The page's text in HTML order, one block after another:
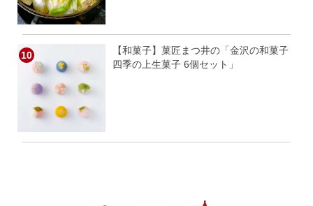
【和菓子】菓匠まつ井の「金沢の和菓子
四季の上生菓子 6個セット」